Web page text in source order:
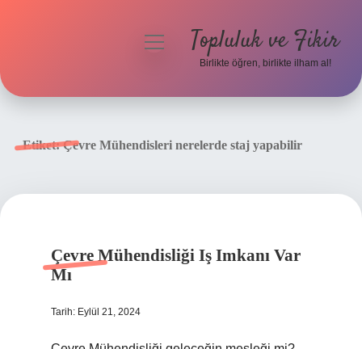
menüyüTopluluk ve Fikir
Birlikte öğren, birlikte ilham al!
Etiket:Çevre Mühendisleri nerelerde staj yapabilir
Çevre Mühendisliği Iş Imkanı Var
Mı
Tarih: Eylül 21, 2024